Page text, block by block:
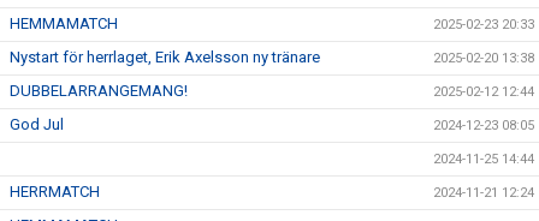
HEMMAMATCH 2025-02-23 20:33
Nystart för herrlaget, Erik Axelsson ny tränare 2025-02-20 13:38
DUBBELARRANGEMANG! 2025-02-12 12:44
God Jul 2024-12-23 08:05
2024-11-25 14:44
HERRMATCH 2024-11-21 12:24